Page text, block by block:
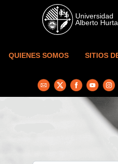
Skip to main content
QUIENES SOMOS SITIOS